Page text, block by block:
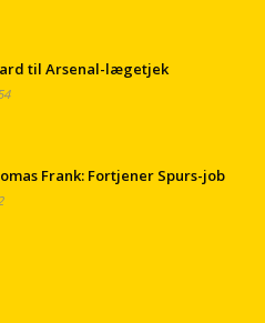
til Arsenal-lægetjek
Frank: Fortjener Spurs-job